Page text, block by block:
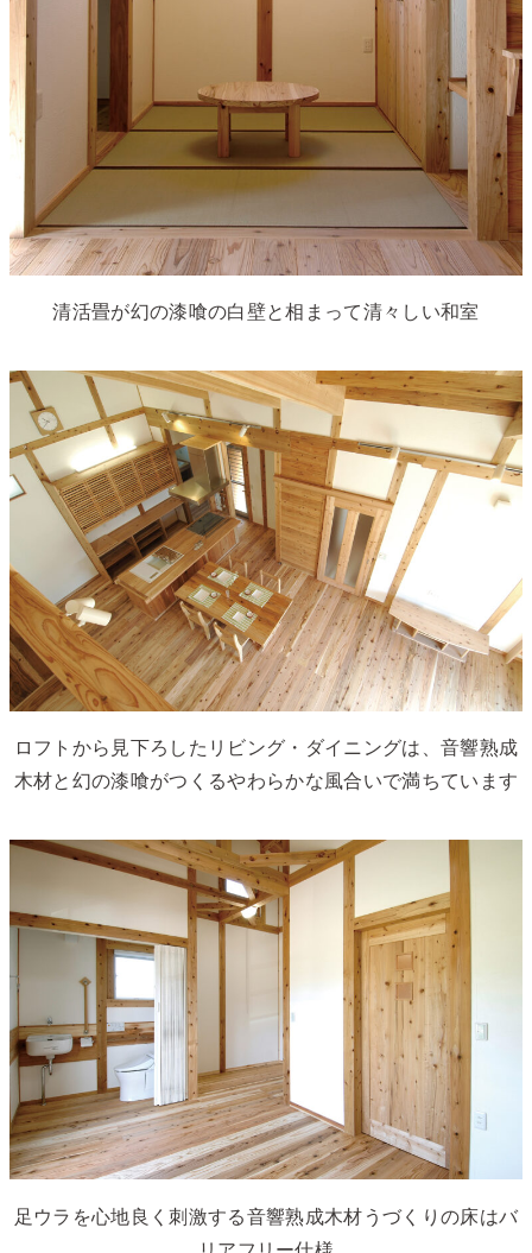
清活畳が幻の漆喰の白壁と相まって清々しい和室
ロフトから見下ろしたリビング・ダイニングは、音響熟成
木材と幻の漆喰がつくるやわらかな風合いで満ちています
足ウラを心地良く刺激する音響熟成木材うづくりの床はバ